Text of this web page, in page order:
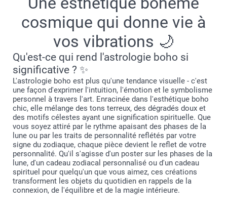
cosmique qui donne vie à
vos vibrations 🌙
Qu'est-ce qui rend l'astrologie boho si
significative ? ✨
L'astrologie boho est plus qu'une tendance visuelle - c'est
une façon d'exprimer l'intuition, l'émotion et le symbolisme
personnel à travers l'art. Enracinée dans l'esthétique boho
chic, elle mélange des tons terreux, des dégradés doux et
des motifs célestes ayant une signification spirituelle. Que
vous soyez attiré par le rythme apaisant des phases de la
lune ou par les traits de personnalité reflétés par votre
signe du zodiaque, chaque pièce devient le reflet de votre
personnalité. Qu'il s'agisse d'un poster sur les phases de la
lune, d'un cadeau zodiacal personnalisé ou d'un cadeau
spirituel pour quelqu'un que vous aimez, ces créations
transforment les objets du quotidien en rappels de la
connexion, de l'équilibre et de la magie intérieure.